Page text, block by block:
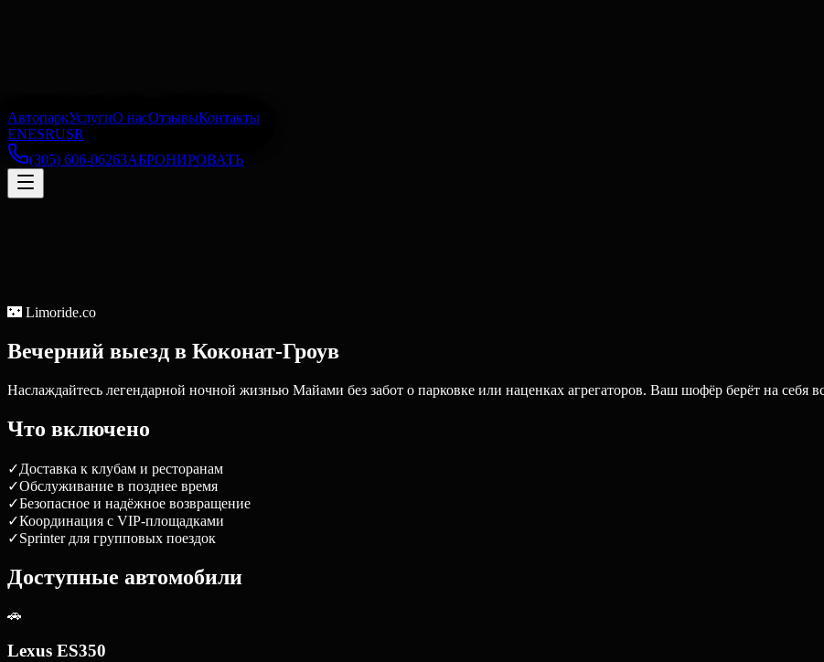
АвтопаркУслугиО насОтзывыКонтакты
ENESRUSR
(305) 606-0626ЗАБРОНИРОВАТЬ
🌃 Limoride.co
Вечерний выезд в Коконат-Гроув
Наслаждайтесь легендарной ночной жизнью Майами без забот о парковке или наценках агрегаторов. Ваш шофёр берёт на себя
Что включено
✓Доставка к клубам и ресторанам
✓Обслуживание в позднее время
✓Безопасное и надёжное возвращение
✓Координация с VIP-площадками
✓Sprinter для групповых поездок
Доступные автомобили
🚗
Lexus ES350